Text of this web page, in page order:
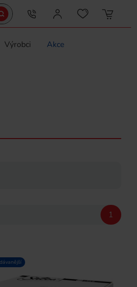
Výrobci Akce
1